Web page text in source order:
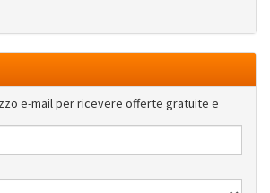
e-mail per ricevere offerte gratuite e